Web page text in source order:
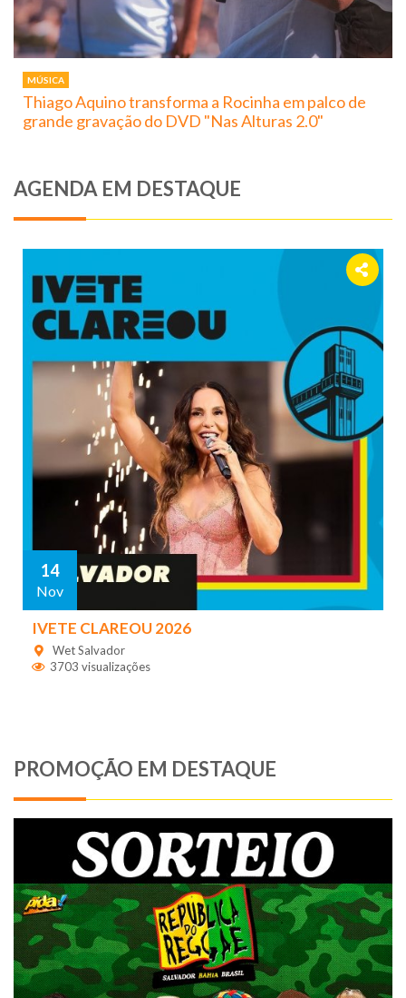
MÚSICA
Thiago Aquino transforma a Rocinha em palco de
grande gravação do DVD "Nas Alturas 2.0"
AGENDA EM DESTAQUE
14
Nov
IVETE CLAREOU 2026
Wet Salvador
3703 visualizações
PROMOÇÃO EM DESTAQUE